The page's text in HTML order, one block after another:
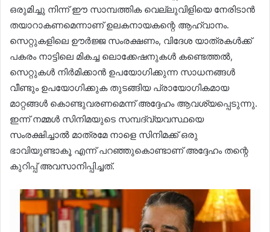
ഒരുമിച്ചു നിന്ന് ഈ സാമ്പത്തിക വെല്ലുവിളിയെ നേരിടാൻ
തയാറാകണമെന്നാണ് ഉലകനായകന്റെ ആഹ്വാനം.
സെറ്റുകളിലെ ഊർജ്ജ സംരക്ഷണം, വിദേശ യാത്രകൾക്ക്
പകരം നാട്ടിലെ മികച്ച ലൊക്കേഷനുകൾ കണ്ടെത്തൽ,
സെറ്റുകൾ നിർമിക്കാൻ ഉപയോഗിക്കുന്ന സാധനങ്ങൾ
വീണ്ടും ഉപയോഗിക്കുക തുടങ്ങിയ പ്രായോഗികമായ
മാറ്റങ്ങൾ കൊണ്ടുവരണമെന്ന് അദ്ദേഹം ആവശ്യപ്പെടുന്നു.
ഇന്ന് നമ്മൾ സിനിമയുടെ സമ്പദ്‌വ്യവസ്ഥയെ
സംരക്ഷിച്ചാൽ മാത്രമേ നാളെ സിനിമക്ക് ഒരു
ഭാവിയുണ്ടാകൂ എന്ന് പറഞ്ഞുകൊണ്ടാണ് അദ്ദേഹം തന്റെ
കുറിപ്പ് അവസാനിപ്പിച്ചത്.